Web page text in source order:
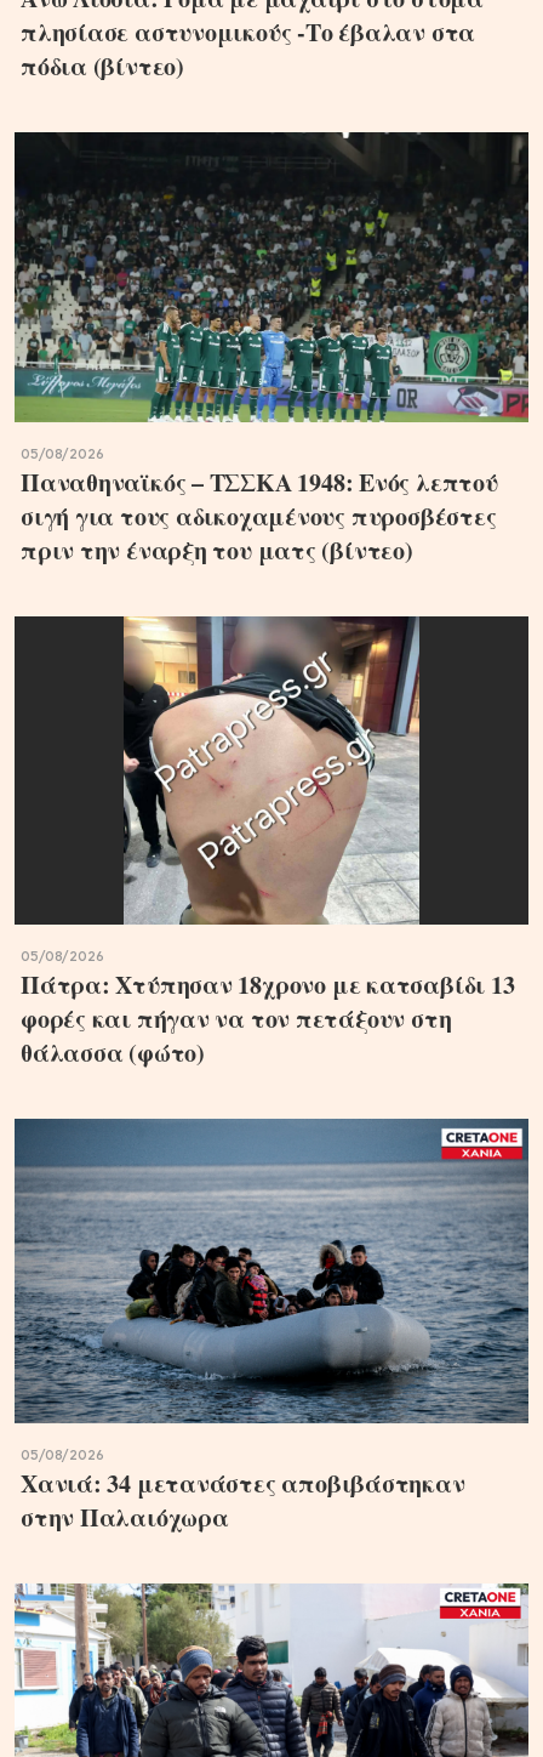
πλησίασε αστυνομικούς -Το έβαλαν στα
πόδια (βίντεο)
05/08/2026
Παναθηναϊκός – ΤΣΣΚΑ 1948: Ενός λεπτού
σιγή για τους αδικοχαμένους πυροσβέστες
πριν την έναρξη του ματς (βίντεο)
05/08/2026
Πάτρα: Χτύπησαν 18χρονο με κατσαβίδι 13
φορές και πήγαν να τον πετάξουν στη
θάλασσα (φώτο)
05/08/2026
Χανιά: 34 μετανάστες αποβιβάστηκαν
στην Παλαιόχωρα